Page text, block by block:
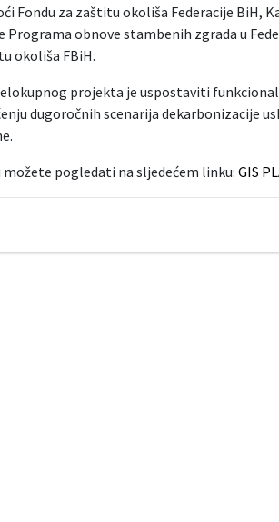
Fondu za zaštitu okoliša Federacije BiH,
Programa obnove stambenih zgrada u
okoliša FBiH.
projekta je uspostaviti
dugoročnih scenarija dekarbonizacije
možete pogledati na sljedećem linku: GIS